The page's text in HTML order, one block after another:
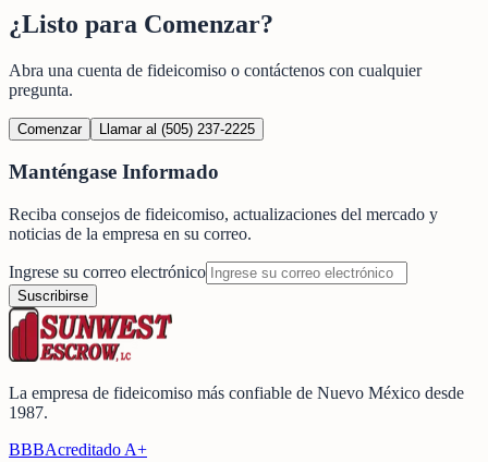
¿Listo para Comenzar?
Abra una cuenta de fideicomiso o contáctenos con cualquier
pregunta.
Comenzar Llamar al (505) 237-2225
Manténgase Informado
Reciba consejos de fideicomiso, actualizaciones del mercado y
noticias de la empresa en su correo.
Ingrese su correo electrónico
Suscribirse
La empresa de fideicomiso más confiable de Nuevo México desde
1987.
BBBAcreditado A+